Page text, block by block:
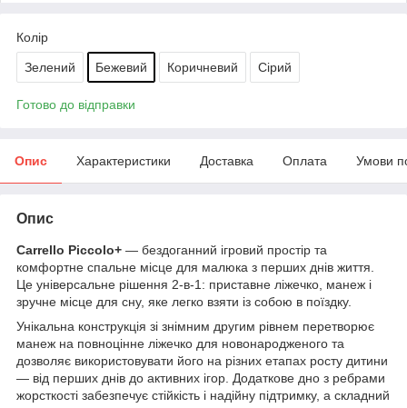
Колір
Зелений Бежевий Коричневий Сірий
Готово до відправки
Опис Характеристики Доставка Оплата Умови
Опис
Carrello Piccolo+ — бездоганний ігровий простір та
комфортне спальне місце для малюка з перших днів життя.
Це універсальне рішення 2-в-1: приставне ліжечко, манеж і
зручне місце для сну, яке легко взяти із собою в поїздку.
Унікальна конструкція зі знімним другим рівнем перетворює
манеж на повноцінне ліжечко для новонародженого та
дозволяє використовувати його на різних етапах росту дитини
— від перших днів до активних ігор. Додаткове дно з ребрами
жорсткості забезпечує стійкість і надійну підтримку, а складний